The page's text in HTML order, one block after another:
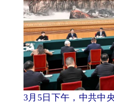
3月5日下午，中共中